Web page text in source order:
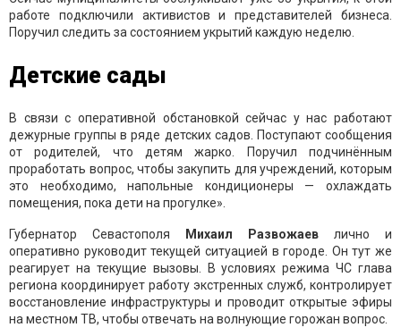
работе подключили активистов и представителей бизнеса.
Поручил следить за состоянием укрытий каждую неделю.
Детские сады
В связи с оперативной обстановкой сейчас у нас работают
дежурные группы в ряде детских садов. Поступают сообщения
от родителей, что детям жарко. Поручил подчинённым
проработать вопрос, чтобы закупить для учреждений, которым
это необходимо, напольные кондиционеры — охлаждать
помещения, пока дети на прогулке».
Губернатор Севастополя Михаил Развожаев лично и
оперативно руководит текущей ситуацией в городе. Он тут же
реагирует на текущие вызовы. В условиях режима ЧС глава
региона координирует работу экстренных служб, контролирует
восстановление инфраструктуры и проводит открытые эфиры
на местном ТВ, чтобы отвечать на волнующие горожан вопрос.